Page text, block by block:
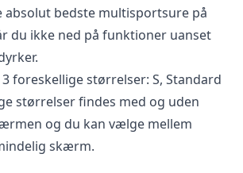
absolut bedste multisportsure på
du ikke ned på funktioner uanset
foreskellige størrelser: S, Standard
størrelser findes med og uden
og du kan vælge mellem
skærm.